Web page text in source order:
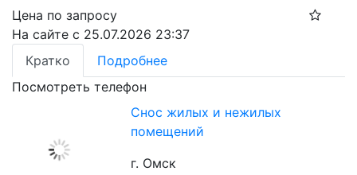
Цена по запросу
На сайте с 25.07.2026 23:37
Кратко
Подробнее
Посмотреть телефон
Снос жилых и нежилых
помещений
г. Омск